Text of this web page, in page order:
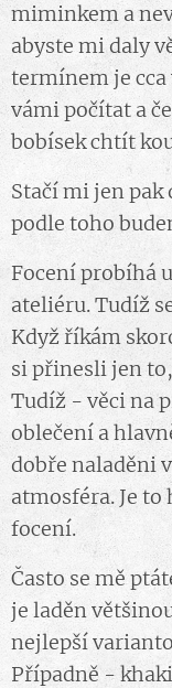
miminkem a
abyste mi daly
termínem je cca
vámi počítat a
bobísek chtít
Stačí mi jen pak
podle toho
Focení probíhá
ateliéru. Tudíž
Když říkám
si přinesli jen
Tudíž - věci na
oblečení a
dobře naladěni
atmosféra. Je
focení.
Často se mě
je laděn
nejlepší
Případně -